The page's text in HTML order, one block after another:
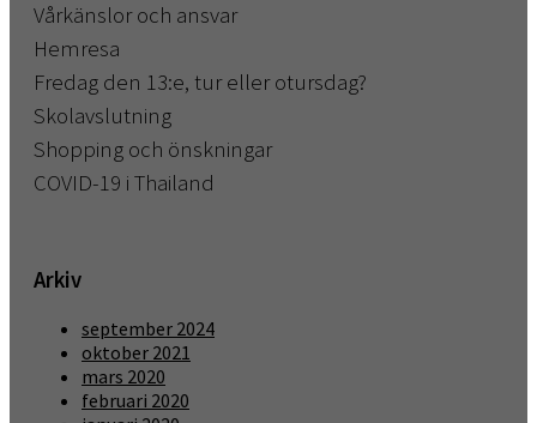
Vårkänslor och ansvar
Hemresa
Fredag den 13:e, tur eller otursdag?
Skolavslutning
Shopping och önskningar
COVID-19 i Thailand
Arkiv
september 2024
oktober 2021
mars 2020
februari 2020